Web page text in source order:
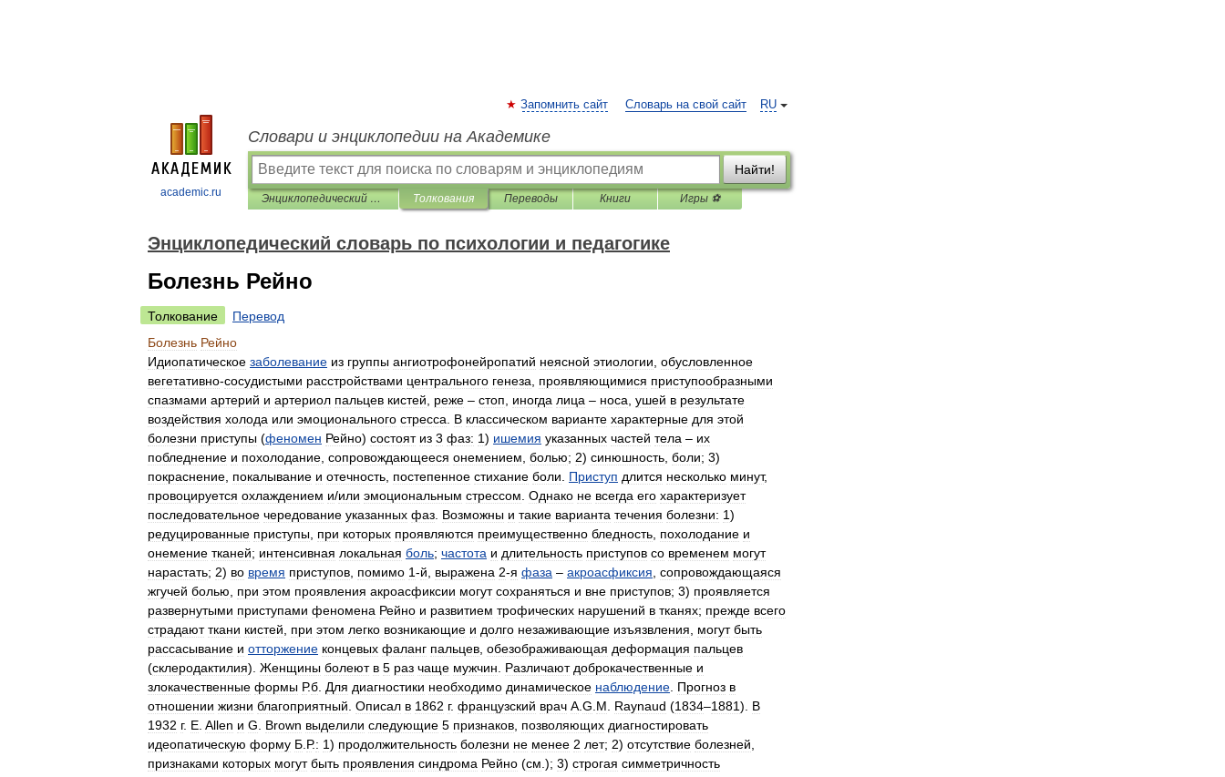
academic.ru
RU
Запомнить сайт Словарь на свой сайт
Словари и энциклопедии на Академике
Найти!
Энциклопедический словарь по психологии и педагогике Толкования Переводы Книги Игры ⚽
Энциклопедический словарь по психологии и педагогике
Болезнь Рейно
Толкование
Перевод
Болезнь Рейно
Идиопатическое заболевание из группы ангиотрофонейропатий неясной этиологии обусловленное
вегетативно-сосудистыми расстройствами центрального генеза проявляющимися приступообразными
спазмами артерий и артериол пальцев кистей реже – стоп иногда лица – носа ушей в результате
воздействия холода или эмоционального стресса В классическом варианте характерные для этой
болезни приступы (феномен Рейно) состоят из 3 фаз: 1) ишемия указанных частей тела – их
побледнение и похолодание сопровождающееся онемением болью; 2) синюшность боли; 3)
покраснение покалывание и отечность постепенное стихание боли Приступ длится несколько минут,
провоцируется охлаждением и/или эмоциональным стрессом Однако не всегда его характеризует
последовательное чередование указанных фаз Возможны и такие варианта течения болезни: 1)
редуцированные приступы при которых проявляются преимущественно бледность похолодание и
онемение тканей; интенсивная локальная боль; частота и длительность приступов со временем могут
нарастать; 2) во время приступов помимо 1-й выражена 2-я фаза – акроасфиксия сопровождающаяся
жгучей болью при этом проявления акроасфиксии могут сохраняться и вне приступов; 3) проявляется
развернутыми приступами феномена Рейно и развитием трофических нарушений в тканях; прежде всего
страдают ткани кистей при этом легко возникающие и долго незаживающие изъязвления могут быть
рассасывание и отторжение концевых фаланг пальцев обезображивающая деформация пальцев
(склеродактилия). Женщины болеют в 5 раз чаще мужчин Различают доброкачественные и
злокачественные формы Р.б Для диагностики необходимо динамическое наблюдение Прогноз в
отношении жизни благоприятный Описал в 1862 г. французский врач А G M Raynaud (1834–1881). В
1932 г. E Allen и G Brown выделили следующие 5 признаков позволяющих диагностировать
идеопатическую форму Б Р.: 1) продолжительность болезни не менее 2 лет; 2) отсутствие болезней
признаками которых могут быть проявления синдрома Рейно (см .); 3) строгая симметричность